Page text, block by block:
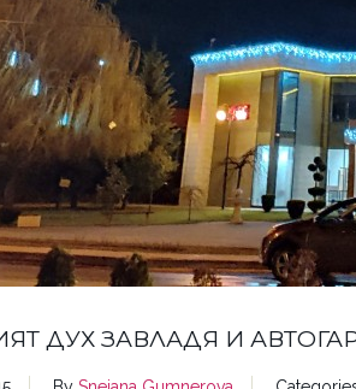
ДУХ ЗАВЛАДЯ И